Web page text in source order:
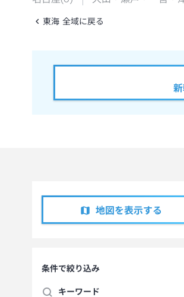
東海 全域に戻る
地図を表示する
条件で絞り込み
キーワード